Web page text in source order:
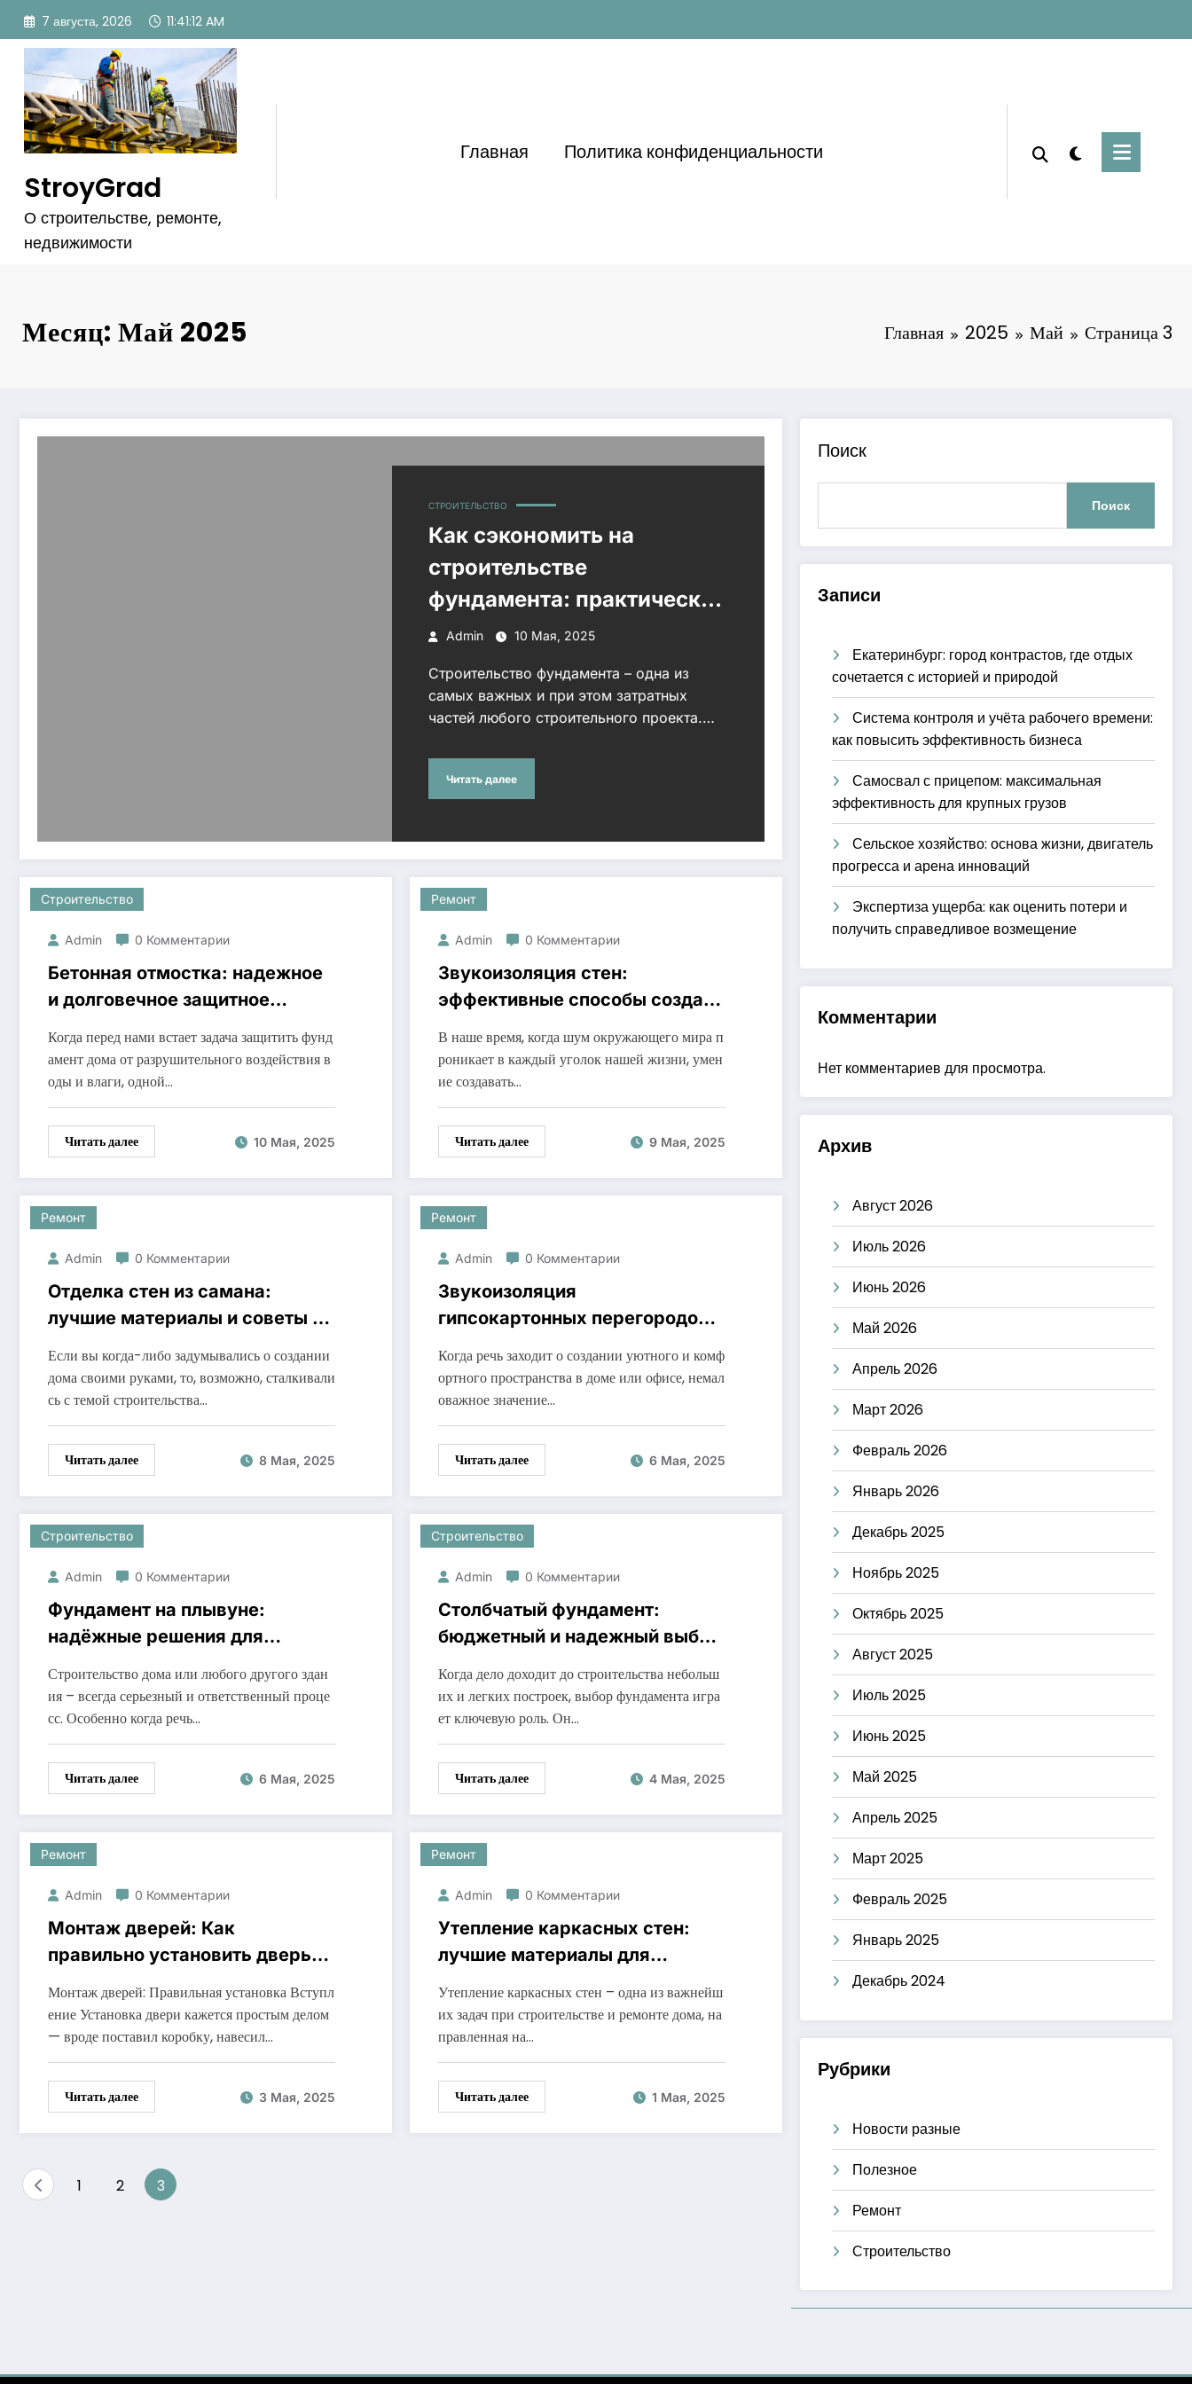
Перейти
содержимому
7 августа, 2026 11:41:13 AM
StroyGrad
О строительстве, ремонте,
недвижимости
Главная Политика конфиденциальности
Месяц: Май 2025 Главная 2025 Май Страница 3
СТРОИТЕЛЬСТВО
Как сэкономить на
строительстве
фундамента: практические
советы и рекомендации
Admin 10 Мая, 2025
Строительство фундамента – одна из
самых важных и при этом затратных
частей любого строительного проекта.…
Читать далее
Строительство
Admin 0 Комментарии
Бетонная отмостка: надежное
и долговечное защитное
Когда перед нами встает задача защитить фунд
амент дома от разрушительного воздействия в
оды и влаги, одной…
Читать далее 10 Мая, 2025
Ремонт
Admin 0 Комментарии
Звукоизоляция стен:
эффективные способы создать
В наше время, когда шум окружающего мира п
роникает в каждый уголок нашей жизни, умен
ие создавать…
Читать далее 9 Мая, 2025
Ремонт
Admin 0 Комментарии
Отделка стен из самана:
лучшие материалы и советы по
Если вы когда-либо задумывались о создании
дома своими руками, то, возможно, сталкивали
сь с темой строительства…
Читать далее 8 Мая, 2025
Ремонт
Admin 0 Комментарии
Звукоизоляция
гипсокартонных перегородок:
тишины
Когда речь заходит о создании уютного и комф
ортного пространства в доме или офисе, немал
оважное значение…
Читать далее 6 Мая, 2025
Строительство
Admin 0 Комментарии
Фундамент на плывуне:
надёжные решения для
Строительство дома или любого другого здан
ия – всегда серьезный и ответственный проце
сс. Особенно когда речь…
Читать далее 6 Мая, 2025
Строительство
Admin 0 Комментарии
Столбчатый фундамент:
бюджетный и надежный выбор
Когда дело доходит до строительства небольш
их и легких построек, выбор фундамента игра
ет ключевую роль. Он…
Читать далее 4 Мая, 2025
Ремонт
Admin 0 Комментарии
Монтаж дверей: Как
правильно установить дверь
Монтаж дверей: Правильная установка Вступл
ение Установка двери кажется простым делом
— вроде поставил коробку, навесил…
Читать далее 3 Мая, 2025
Ремонт
Admin 0 Комментарии
Утепление каркасных стен:
лучшие материалы для
Утепление каркасных стен – одна из важнейш
их задач при строительстве и ремонте дома, на
правленная на…
Читать далее 1 Мая, 2025
Пагинация
1 2 3
Поиск
Поиск
Записи
Екатеринбург: город контрастов, где отдых
сочетается с историей и природой
Система контроля и учёта рабочего времени:
как повысить эффективность бизнеса
Самосвал с прицепом: максимальная
эффективность для крупных грузов
Сельское хозяйство: основа жизни, двигатель
прогресса и арена инноваций
Экспертиза ущерба: как оценить потери и
получить справедливое возмещение
Комментарии
Нет комментариев для просмотра.
Архив
Август 2026
Июль 2026
Июнь 2026
Май 2026
Апрель 2026
Март 2026
Февраль 2026
Январь 2026
Декабрь 2025
Ноябрь 2025
Октябрь 2025
Август 2025
Июль 2025
Июнь 2025
Май 2025
Апрель 2025
Март 2025
Февраль 2025
Январь 2025
Декабрь 2024
Рубрики
Новости разные
Полезное
Ремонт
Строительство